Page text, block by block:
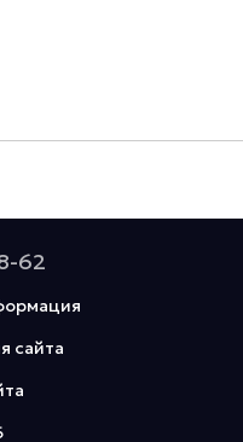
62
сайта